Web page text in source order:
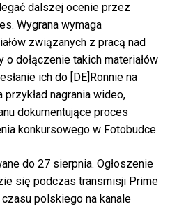
dalszej ocenie przez
Wygrana wymaga
związanych z pracą nad
o dołączenie takich materiałów
ich do [DE]Ronnie na
nagrania wideo,
dokumentujące proces
konkursowego w Fotobudce.
do 27 sierpnia. Ogłoszenie
się podczas transmisji Prime
polskiego na kanale